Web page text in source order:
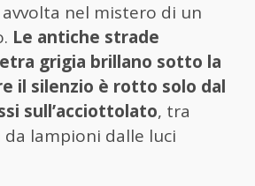
nel mistero di un
Le antiche strade
grigia brillano sotto la
il silenzio è rotto solo dal
sull’acciottolato, tra
lampioni dalle luci